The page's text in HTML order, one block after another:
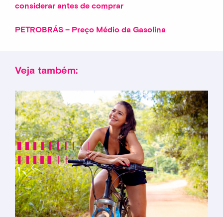
considerar antes de comprar
PETROBRÁS – Preço Médio da Gasolina
Veja também: